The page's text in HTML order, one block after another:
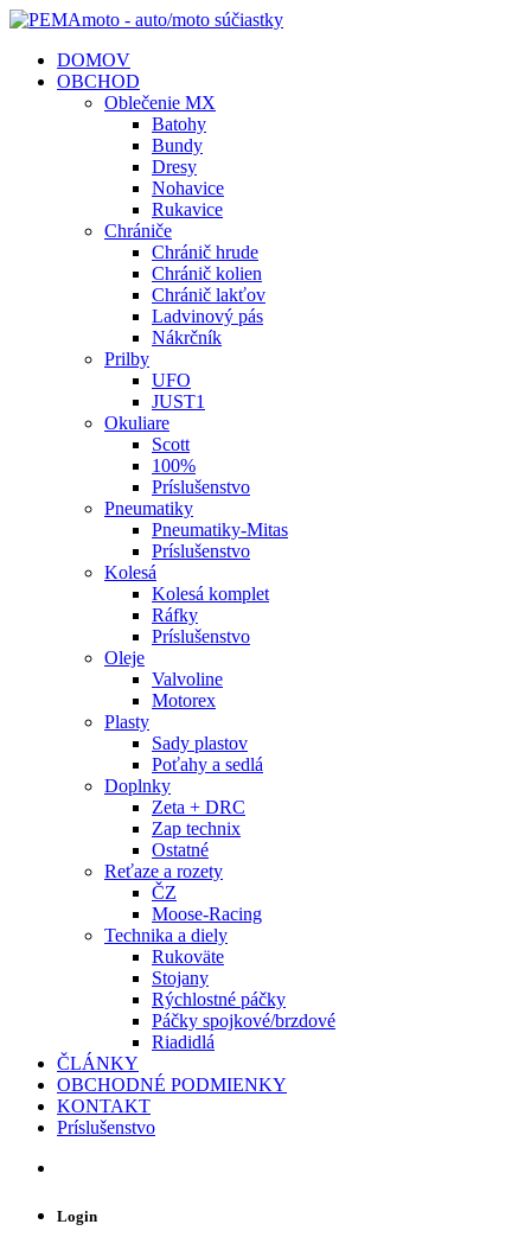
DOMOV
OBCHOD
Oblečenie MX
Batohy
Bundy
Dresy
Nohavice
Rukavice
Chrániče
Chránič hrude
Chránič kolien
Chránič lakťov
Ladvinový pás
Nákrčník
Prilby
UFO
JUST1
Okuliare
Scott
100%
Príslušenstvo
Pneumatiky
Pneumatiky-Mitas
Príslušenstvo
Kolesá
Kolesá komplet
Ráfky
Príslušenstvo
Oleje
Valvoline
Motorex
Plasty
Sady plastov
Poťahy a sedlá
Doplnky
Zeta + DRC
Zap technix
Ostatné
Reťaze a rozety
ČZ
Moose-Racing
Technika a diely
Rukoväte
Stojany
Rýchlostné páčky
Páčky spojkové/brzdové
Riadidlá
ČLÁNKY
OBCHODNÉ PODMIENKY
KONTAKT
Príslušenstvo
Login